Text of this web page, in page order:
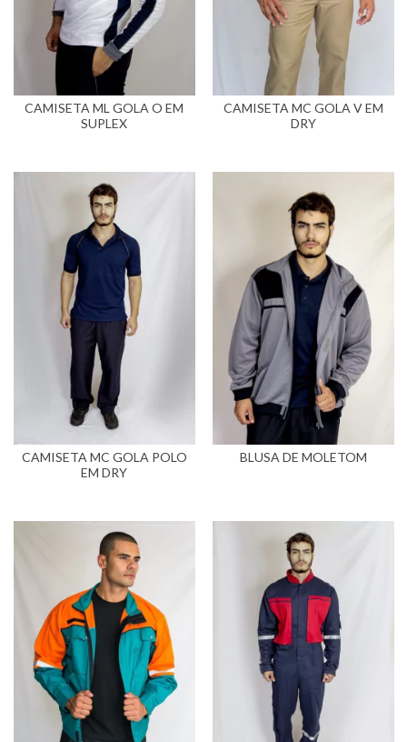
CAMISETA ML GOLA O EM
SUPLEX
CAMISETA MC GOLA V EM
DRY
CAMISETA MC GOLA POLO
EM DRY
BLUSA DE MOLETOM